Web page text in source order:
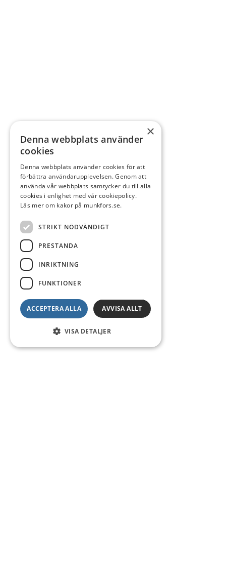
×
Denna webbplats använder
cookies
Denna webbplats använder cookies för att
förbättra användarupplevelsen. Genom att
använda vår webbplats samtycker du till alla
cookies i enlighet med vår cookiepolicy.
Läs mer om kakor på munkfors.se.
STRIKT NÖDVÄNDIGT
PRESTANDA
INRIKTNING
FUNKTIONER
ACCEPTERA ALLA AVVISA ALLT
VISA DETALJER